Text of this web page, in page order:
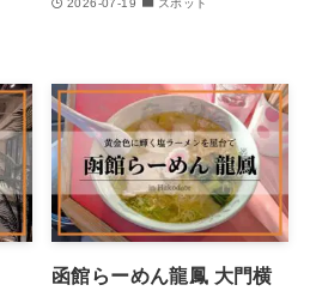
2026-07-19 スポット
函館らーめん龍鳳 大門横